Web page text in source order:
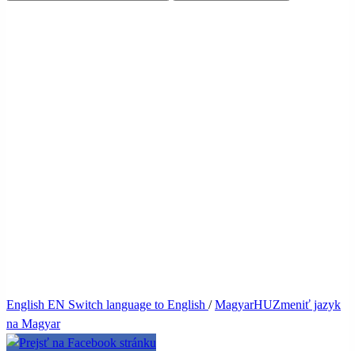
English EN Switch language to English /MagyarHUZmeniť jazyk
na Magyar